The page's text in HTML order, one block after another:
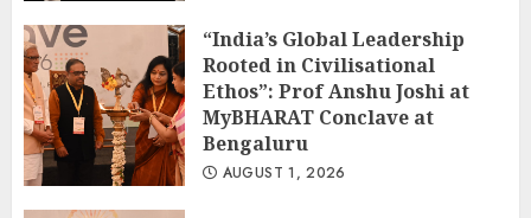
“India’s Global Leadership
Rooted in Civilisational
Ethos”: Prof Anshu Joshi at
MyBHARAT Conclave at
Bengaluru
AUGUST 1, 2026